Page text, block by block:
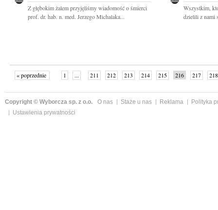
Z głębokim żalem przyjęliśmy wiadomość o śmierci
prof. dr. hab. n. med. Jerzego Michalaka...
Wszystkim,
dzielili z nami
« poprzednie 1 ... 211 212 213 214 215 216 217
218
Copyright © Wyborcza sp. z o.o. O nas Staże u nas Reklama
Polityka
Ustawienia prywatności